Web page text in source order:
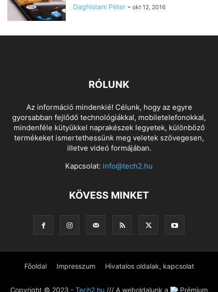
Daghistani Péter - okt 12, 2016
RÓLUNK
Az információ mindenkié! Célunk, hogy az egyre
gyorsabban fejlődő technológiákkal, mobiletelefonokkal,
mindenféle kütyükkel naprakészek legyetek, különböző
termékeket ismertethessünk meg veletek szövegesen,
illetve videó formájában.
Kapcsolat: info@tech2.hu
KÖVESS MINKET
Főoldal Impresszum Hivatalos oldalak, kapcsolat
Copyright © 2023 - Tech2.hu /// A weboldalunk a Prémium